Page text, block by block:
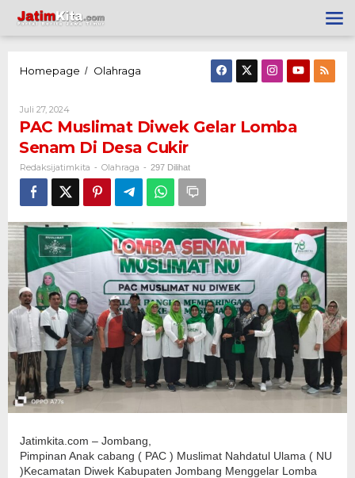
konten
Homepage / Olahraga
Lomba
Senam
Di
Desa
Cukir
Juli 27, 2024Oleh
Redaksijatimkita
PAC Muslimat Diwek Gelar Lomba
Senam Di Desa Cukir
Redaksijatimkita - Olahraga - 297 Dilihat
Jatimkita.com – Jombang,
Pimpinan Anak cabang ( PAC ) Muslimat Nahdatul Ulama ( NU
)Kecamatan Diwek Kabupaten Jombang Menggelar Lomba